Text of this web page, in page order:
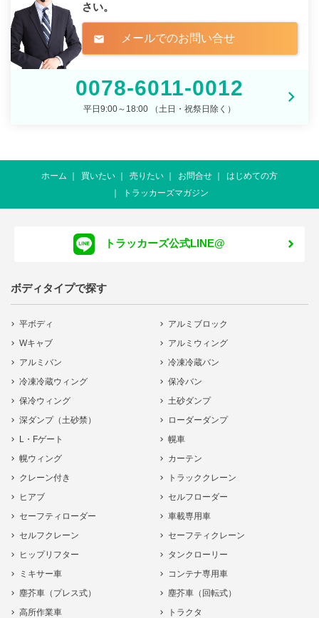
さい。
mail メールでのお問い合せ
0078-6011-0012
平日9:00～18:00 （土日・祝祭日除く）
ホーム 買いたい 売りたい お問合せ
はじめての方
トラッカーズマガジン
トラッカーズ公式LINE@
ボディタイプで探す
平ボディ
アルミブロック
Wキャブ
アルミウィング
アルミバン
冷凍冷蔵バン
冷凍冷蔵ウィング
保冷バン
保冷ウィング
土砂ダンプ
深ダンプ（土砂禁）
ローダーダンプ
L・Fゲート
幌車
幌ウィング
カーテン
クレーン付き
トラッククレーン
ヒアブ
セルフローダー
セーフティローダー
車載専用車
セルフクレーン
セーフティクレーン
ヒップリフター
タンクローリー
ミキサー車
コンテナ専用車
塵芥車（プレス式）
塵芥車（回転式）
高所作業車
トラクタ